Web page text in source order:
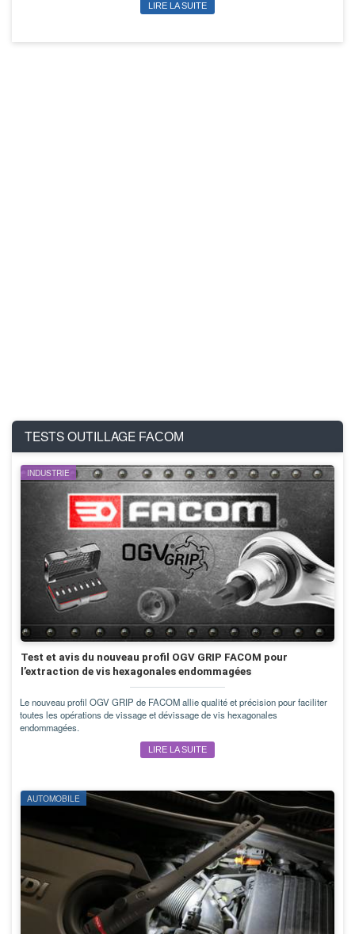
LIRE LA SUITE
TESTS OUTILLAGE FACOM
INDUSTRIE
Test et avis du nouveau profil OGV GRIP FACOM pour
l’extraction de vis hexagonales endommagées
Le nouveau profil OGV GRIP de FACOM allie qualité et précision pour faciliter
toutes les opérations de vissage et dévissage de vis hexagonales
endommagées.
LIRE LA SUITE
AUTOMOBILE